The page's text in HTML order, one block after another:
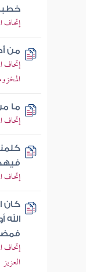
إتحاف
من
إتحاف
ما
إتحاف
إتحاف
كان
إتحاف
العزيز